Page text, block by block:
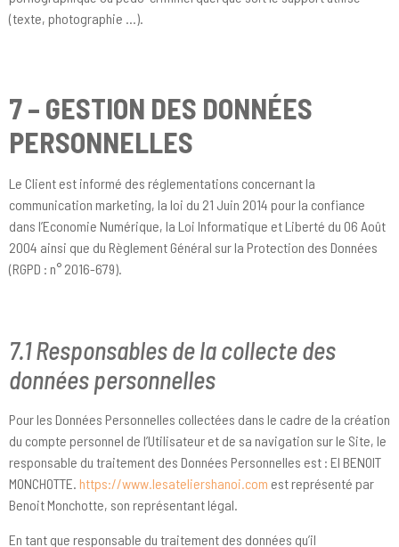
(texte, photographie …).
7 – GESTION DES DONNÉES
PERSONNELLES
Le Client est informé des réglementations concernant la
communication marketing, la loi du 21 Juin 2014 pour la confiance
dans l’Economie Numérique, la Loi Informatique et Liberté du 06 Août
2004 ainsi que du Règlement Général sur la Protection des Données
(RGPD : n° 2016-679).
7.1 Responsables de la collecte des
données personnelles
Pour les Données Personnelles collectées dans le cadre de la création
du compte personnel de l’Utilisateur et de sa navigation sur le Site, le
responsable du traitement des Données Personnelles est : EI BENOIT
MONCHOTTE. https://www.lesateliershanoi.com est représenté par
Benoit Monchotte, son représentant légal.
En tant que responsable du traitement des données qu’il